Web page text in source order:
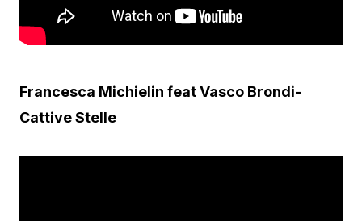
Francesca Michielin feat Vasco Brondi-
Cattive Stelle